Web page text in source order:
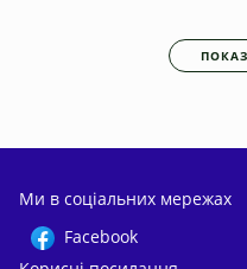
Ми в соціальних мережах
Facebook